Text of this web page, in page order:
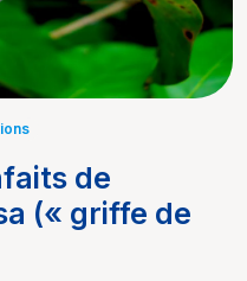
de
(« griffe de